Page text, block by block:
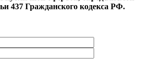
437 Гражданского кодекса РФ.